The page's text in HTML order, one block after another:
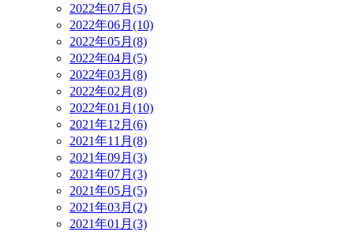
2022年07月(5)
2022年06月(10)
2022年05月(8)
2022年04月(5)
2022年03月(8)
2022年02月(8)
2022年01月(10)
2021年12月(6)
2021年11月(8)
2021年09月(3)
2021年07月(3)
2021年05月(5)
2021年03月(2)
2021年01月(3)